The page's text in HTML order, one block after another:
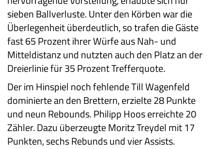
sieben Ballverluste. Unter den Körben war die
Überlegenheit überdeutlich, so trafen die Gäste
fast 65 Prozent ihrer Würfe aus Nah- und
Mitteldistanz und nutzten auch den Platz an der
Dreierlinie für 35 Prozent Trefferquote.
Der im Hinspiel noch fehlende Till Wagenfeld
dominierte an den Brettern, erzielte 28 Punkte
und neun Rebounds. Philipp Hoos erreichte 20
Zähler. Dazu überzeugte Moritz Treydel mit 17
Punkten, sechs Rebunds und vier Assists.